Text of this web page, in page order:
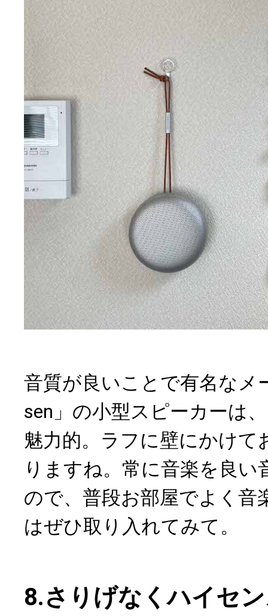
音質が良いことで有名なメ
sen」の小型スピーカーは
魅力的。ラフに壁にかけて
りますね。常に音楽を良い
ので、普段お部屋でよく音
はぜひ取り入れてみて。
8.さりげなくハイセ